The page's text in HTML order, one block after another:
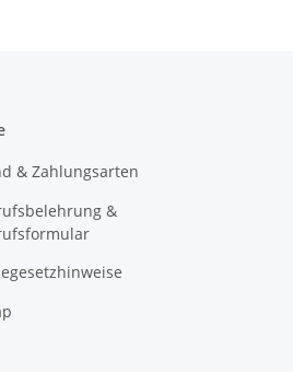
& Zahlungsarten
&